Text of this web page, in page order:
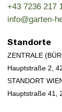
+43 7236 217
info@garten-
Standorte
ZENTRALE
Hauptstraße 2,
STANDORT
Hauptstraße 41,